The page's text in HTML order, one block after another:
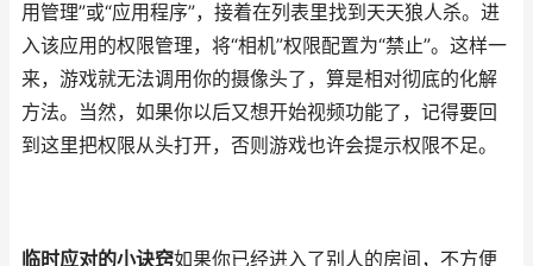
用管理”或“应用程序”，接着在列表里找到天天狼人杀。进
入该应用的权限管理，将“相机”权限配置为“禁止”。这样一
来，游戏就无法调用你的摄像头了，算是相对彻底的化解
方法。当然，如果你以后又想开始视频功能了，记得要回
到这里把权限从头打开，否则游戏也许会提示权限不足。
临时应对的小诀窍如果你已经进入了别人的房间，不方便